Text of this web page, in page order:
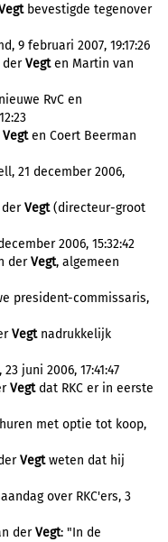
bevestigde tegenover
9 februari 2007, 19:17:26
derVegten Martin van
RvC en
Vegten Coert Beerman
21 december 2006,
derVegt(directeur-groot
2006, 15:32:42
derVegt, algemeen
president-commissaris,
Vegtnadrukkelijk
juni 2006, 17:41:47
Vegtdat RKC er in eerste
met optie tot koop,
Vegtweten dat hij
over RKC'ers, 3
derVegt: "In de